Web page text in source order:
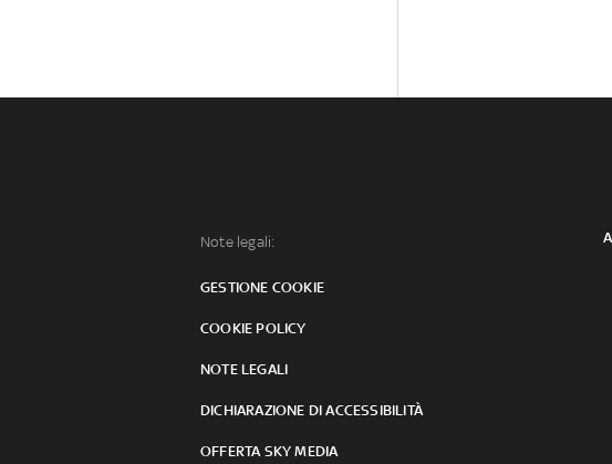
Note legali:
GESTIONE COOKIE
COOKIE POLICY
NOTE LEGALI
DICHIARAZIONE DI ACCESSIBILITÀ
OFFERTA SKY MEDIA